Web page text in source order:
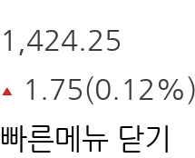
1,424.25
1.75(0.12%)
빠른메뉴 닫기